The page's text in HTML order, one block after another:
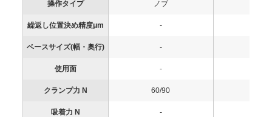
操作タイプ ノブ
繰返し位置決め精度μm -
ベースサイズ(幅・奥行) -
使用面 -
クランプ力 N 60/90
吸着力 N -